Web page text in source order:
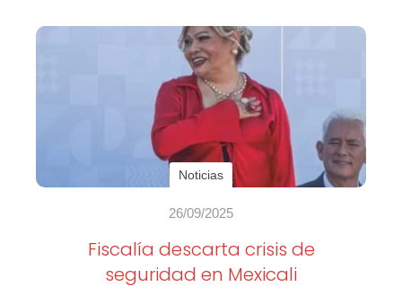
Noticias
26/09/2025
Fiscalía descarta crisis de
seguridad en Mexicali